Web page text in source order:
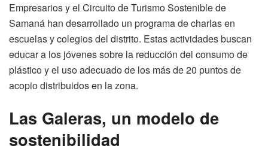
Empresarios y el Circuito de Turismo Sostenible de
Samaná han desarrollado un programa de charlas en
escuelas y colegios del distrito. Estas actividades buscan
educar a los jóvenes sobre la reducción del consumo de
plástico y el uso adecuado de los más de 20 puntos de
acopio distribuidos en la zona.
Las Galeras, un modelo de
sostenibilidad